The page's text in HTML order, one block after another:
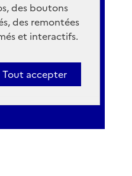
des boutons
des remontées
et interactifs.
Tout accepter